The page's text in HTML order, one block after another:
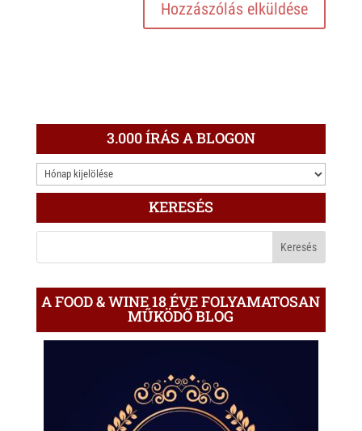
3.000 ÍRÁS A BLOGON
3.000
ÍRÁS
KERESÉS
A FOOD & WINE 18 ÉVE FOLYAMATOSAN
MŰKÖDŐ BLOG